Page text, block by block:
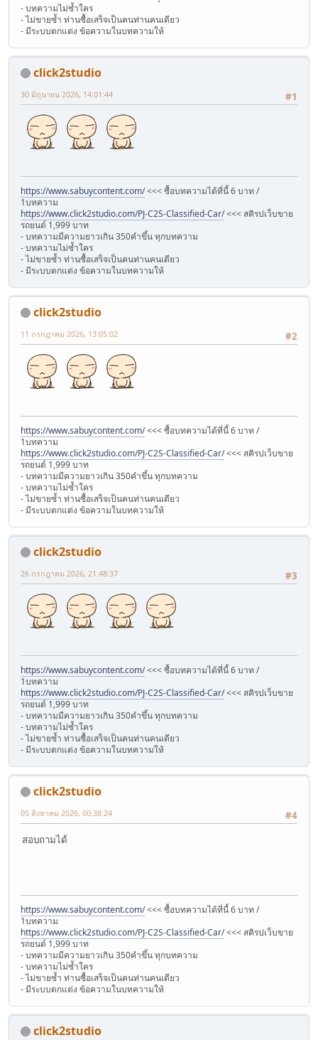
- บทความไม่ซ้ำใคร
- ไม่ขายซ้ำ ท่านซื้อเสร็จเป็นคนท่านคนเดียว
- มีระบบตกแต่ง ข้อความในบทความให้
click2studio
#1
30 มิถุนายน 2026, 14:01:44
https://www.sabuycontent.com/<<< ซื้อบทความได้ที่นี้ 6 บาท /
1บทความ
https://www.click2studio.com/PJ-C2S-Classified-Car/<<< สคิรปเว็บขาย
รถยนต์ 1,999 บาท
- บทความมีความยาวเกิน 350คำขึ้น ทุกบทความ
- บทความไม่ซ้ำใคร
- ไม่ขายซ้ำ ท่านซื้อเสร็จเป็นคนท่านคนเดียว
- มีระบบตกแต่ง ข้อความในบทความให้
click2studio
#2
11 กรกฎาคม 2026, 13:05:02
https://www.sabuycontent.com/<<< ซื้อบทความได้ที่นี้ 6 บาท /
1บทความ
https://www.click2studio.com/PJ-C2S-Classified-Car/<<< สคิรปเว็บขาย
รถยนต์ 1,999 บาท
- บทความมีความยาวเกิน 350คำขึ้น ทุกบทความ
- บทความไม่ซ้ำใคร
- ไม่ขายซ้ำ ท่านซื้อเสร็จเป็นคนท่านคนเดียว
- มีระบบตกแต่ง ข้อความในบทความให้
click2studio
#3
26 กรกฎาคม 2026, 21:48:37
https://www.sabuycontent.com/<<< ซื้อบทความได้ที่นี้ 6 บาท /
1บทความ
https://www.click2studio.com/PJ-C2S-Classified-Car/<<< สคิรปเว็บขาย
รถยนต์ 1,999 บาท
- บทความมีความยาวเกิน 350คำขึ้น ทุกบทความ
- บทความไม่ซ้ำใคร
- ไม่ขายซ้ำ ท่านซื้อเสร็จเป็นคนท่านคนเดียว
- มีระบบตกแต่ง ข้อความในบทความให้
click2studio
#4
05 สิงหาคม 2026, 00:38:24
สอบถามได้
https://www.sabuycontent.com/<<< ซื้อบทความได้ที่นี้ 6 บาท /
1บทความ
https://www.click2studio.com/PJ-C2S-Classified-Car/<<< สคิรปเว็บขาย
รถยนต์ 1,999 บาท
- บทความมีความยาวเกิน 350คำขึ้น ทุกบทความ
- บทความไม่ซ้ำใคร
- ไม่ขายซ้ำ ท่านซื้อเสร็จเป็นคนท่านคนเดียว
- มีระบบตกแต่ง ข้อความในบทความให้
click2studio